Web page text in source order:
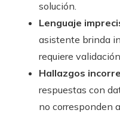
solución.
Lenguaje
asistente brinda
requiere
Hallazgos
respuestas con
no corresponden